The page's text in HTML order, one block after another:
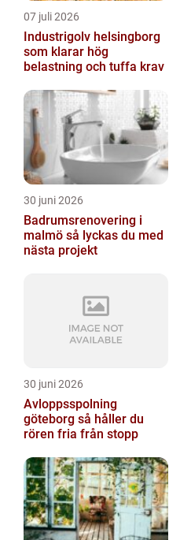
07 juli 2026
Industrigolv helsingborg
som klarar hög
belastning och tuffa krav
30 juni 2026
Badrumsrenovering i
malmö så lyckas du med
nästa projekt
30 juni 2026
Avloppsspolning
göteborg så håller du
rören fria från stopp